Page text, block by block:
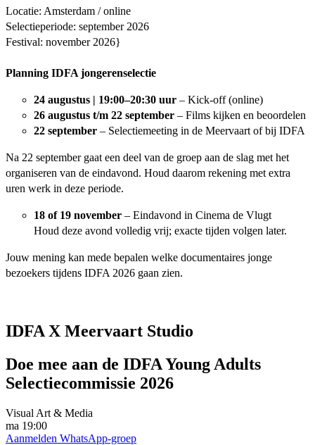
Locatie: Amsterdam / online
Selectieperiode: september 2026
Festival: november 2026}
Planning IDFA jongerenselectie
24 augustus | 19:00–20:30 uur – Kick-off (online)
26 augustus t/m 22 september – Films kijken en beoordelen
22 september – Selectiemeeting in de Meervaart of bij IDFA
Na 22 september gaat een deel van de groep aan de slag met het
organiseren van de eindavond. Houd daarom rekening met extra
uren werk in deze periode.
18 of 19 november – Eindavond in Cinema de Vlugt
Houd deze avond volledig vrij; exacte tijden volgen later.
Jouw mening kan mede bepalen welke documentaires jonge
bezoekers tijdens IDFA 2026 gaan zien.
IDFA X Meervaart Studio
Doe mee aan de IDFA Young Adults
Selectiecommissie 2026
Visual Art & Media
ma 19:00
Aanmelden WhatsApp-groep